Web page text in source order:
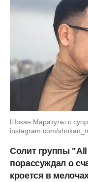
Шокан Маратулы с
instagram.com/
Солит группы
порассуждал о
кроется в